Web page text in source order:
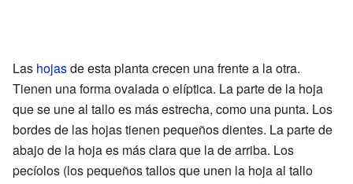
Las hojasde esta planta crecen una frente a la otra.
Tienen una forma ovalada o elíptica. La parte de la hoja
que se une al tallo es más estrecha, como una punta. Los
bordes de las hojas tienen pequeños dientes. La parte de
abajo de la hoja es más clara que la de arriba. Los
pecíolos (los pequeños tallos que unen la hoja al tallo